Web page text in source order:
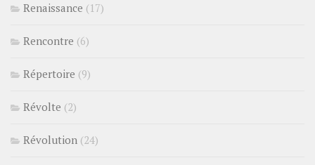
Renaissance (17)
Rencontre (6)
Répertoire (9)
Révolte (2)
Révolution (24)